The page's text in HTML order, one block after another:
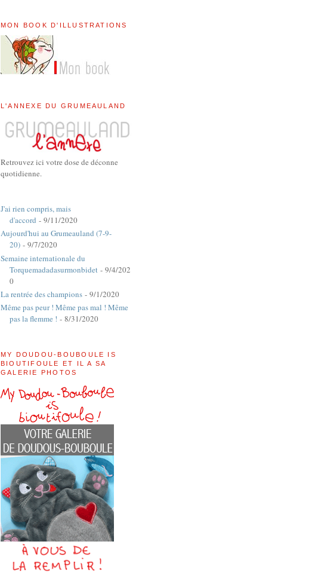
MON BOOK D'ILLUSTRATIONS
L'ANNEXE DU GRUMEAULAND
Retrouvez ici votre dose de déconne
quotidienne.
J'ai rien compris, mais
d'accord - 9/11/2020
Aujourd'hui au Grumeauland (7-9-
20) - 9/7/2020
Semaine internationale du
Torquemadadasurmonbidet - 9/4/202
0
La rentrée des champions - 9/1/2020
Même pas peur ! Même pas mal ! Même
pas la flemme ! - 8/31/2020
MY DOUDOU-BOUBOULE IS
BIOUTIFOULE ET IL A SA
GALERIE PHOTOS